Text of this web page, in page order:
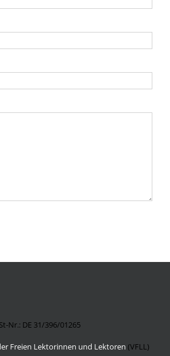
Nr.: DE 31/396/01265
Freien Lektorinnen und Lektoren (VFLL)